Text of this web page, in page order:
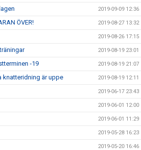
2019-09-09 12:36
ÖVER! 2019-08-27 13:32
2019-08-26 17:15
2019-08-19 23:01
-19 2019-08-19 21:07
knatteridning är uppe 2019-08-19 12:11
2019-06-17 23:43
2019-06-01 12:00
2019-06-01 11:29
2019-05-28 16:23
2019-05-20 16:46